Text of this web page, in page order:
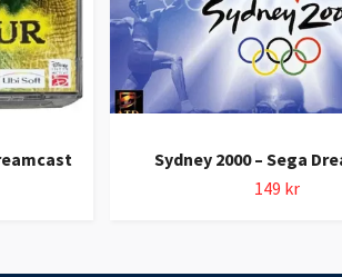
Sydney 2000 – Sega
149 kr